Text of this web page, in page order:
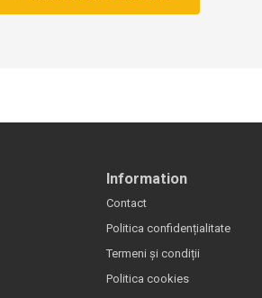
Information
Contact
Politica confidențialitate
Termeni și condiții
Politica cookies